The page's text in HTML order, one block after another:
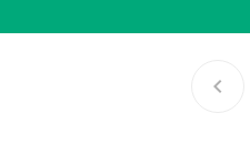
chevron_left